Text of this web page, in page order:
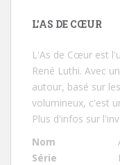
L’AS DE CŒUR
L'As de Cœur est
René Luthi. Avec
autour, basé sur
volumineux, c'est
Plus d'infos sur
Nom
Série